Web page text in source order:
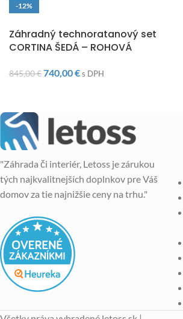
-12%
Záhradný technoratanový set
CORTINA ŠEDÁ – ROHOVÁ
845,00€740,00€s DPH
"Záhrada či interiér, Letoss je zárukou
tých najkvalitnejších doplnkov pre Váš
domov za tie najnižšie ceny na trhu."